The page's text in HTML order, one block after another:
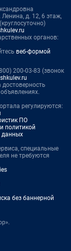
д. 12, 6 этаж,
органов:
веб-формой
200-03-83 (звонок
достоверность
регулируются:
ПО
политикой
данных
специальные
не требуются
без баннерной